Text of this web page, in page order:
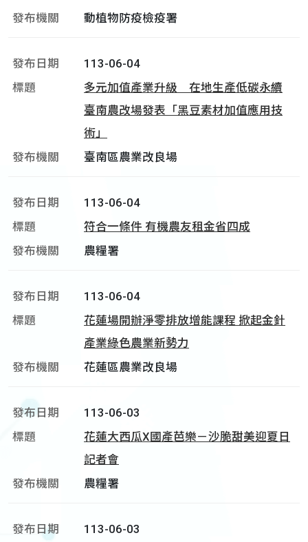
動植物防疫檢疫署
113-06-04
多元加值產業升級 在地生產低碳永續
臺南農改場發表「黑豆素材加值應用技
術」
臺南區農業改良場
113-06-04
符合一條件 有機農友租金省四成
農糧署
113-06-04
花蓮場開辦淨零排放增能課程 掀起金針
產業綠色農業新勢力
花蓮區農業改良場
113-06-03
花蓮大西瓜X國產芭樂－沙脆甜美迎夏日
記者會
農糧署
113-06-03